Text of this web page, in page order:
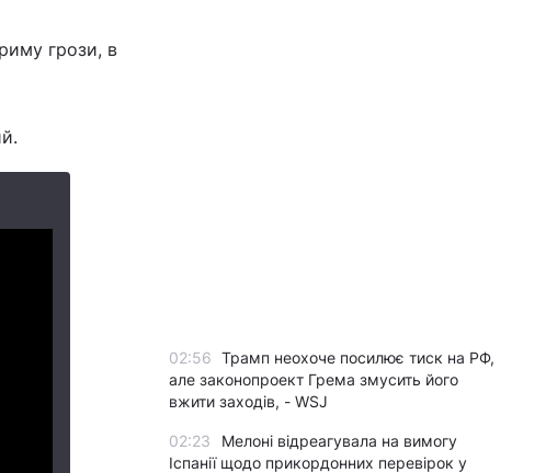
грози, в
02:56 Трамп неохоче посилює тиск на РФ,
але законопроект Грема змусить його
вжити заходів, - WSJ
02:23
Мелоні відреагувала на вимогу
Іспанії щодо прикордонних перевірок у